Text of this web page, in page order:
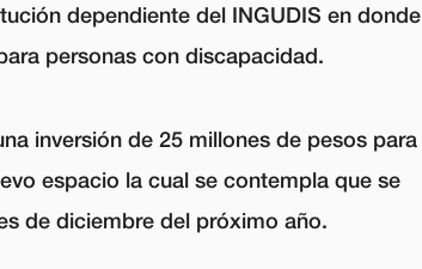
dependiente del INGUDIS en donde
personas con discapacidad.
inversión de 25 millones de pesos para
espacio la cual se contempla que se
de diciembre del próximo año.